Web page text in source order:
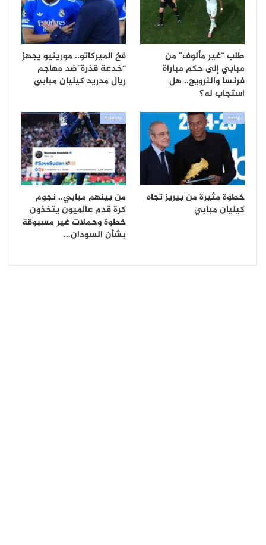
طلب “غير مألوف” من
مبابي إلى حكم مباراة
فرنسا والنرويج.. هل
استجاب له؟
فخ الميركاتو.. مورينيو يجهز
“خدعة قذرة”ضد مهاجم
ريال مدريد كيليان مبابي
رياضة
خطوة مثيرة من بيريز تجاه
كيليان مبابي
سياسية
من بينهم مبابي.. نجوم
كرة قدم عالميون يتخذون
خطوة وحملات غير مسبوقة
بشأن السودان…